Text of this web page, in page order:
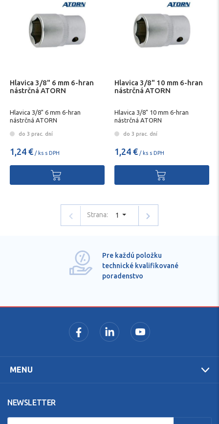
Hlavica 3/8" 6 mm 6-hran
nástrčná ATORN
Hlavica 3/8" 6 mm 6-hran
nástrčná ATORN
do 3 prac. dní
1,24 € / ks s DPH
Hlavica 3/8" 10 mm 6-hran
nástrčná ATORN
Hlavica 3/8" 10 mm 6-hran
nástrčná ATORN
do 3 prac. dní
1,24 € / ks s DPH
Strana: 1
Pre každú položku
technické kvalifikované
poradenstvo
MENU
NEWSLETTER